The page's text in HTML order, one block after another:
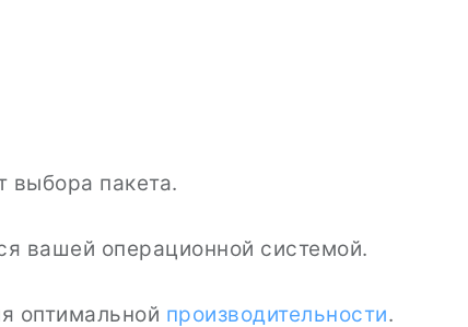
выбора пакета.
вашей операционной системой.
оптимальной производительности.